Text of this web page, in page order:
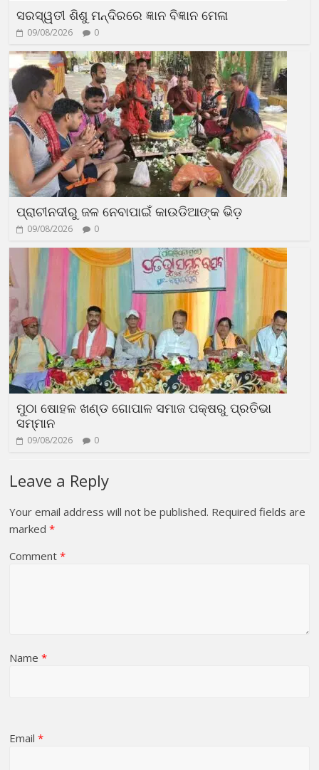
ସରସ୍ୱତୀ ଶିଶୁ ମନ୍ଦିରରେ ଜ୍ଞାନ ବିଜ୍ଞାନ ମେଳା
09/08/2026 0
ପ୍ରାଚୀନଦୀରୁ ଜଳ ନେବାପାଇଁ କାଉଡିଆଙ୍କ ଭିଡ଼
09/08/2026 0
ମୁଠା ଷୋହଳ ଖଣ୍ଡ ଗୋପାଳ ସମାଜ ପକ୍ଷରୁ ପ୍ରତିଭା
ସମ୍ମାନ
09/08/2026 0
Leave a Reply
Your email address will not be published. Required fields are
marked*
Comment*
Name*
Email*